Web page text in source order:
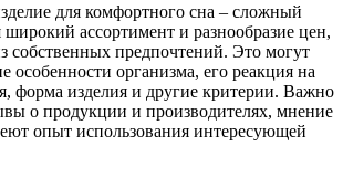
для комфортного сна – сложный
ассортимент и разнообразие цен,
собственных предпочтений. Это могут
особенности организма, его реакция на
форма изделия и другие критерии. Важно
о продукции и производителях, мнение
опыт использования интересующей